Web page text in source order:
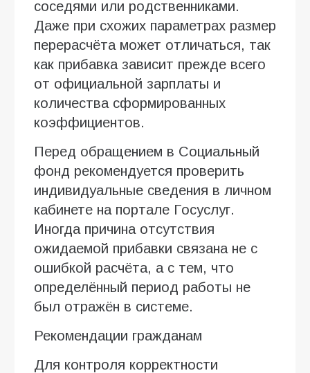
соседями или родственниками.
Даже при схожих параметрах размер
перерасчёта может отличаться, так
как прибавка зависит прежде всего
от официальной зарплаты и
количества сформированных
коэффициентов.
Перед обращением в Социальный
фонд рекомендуется проверить
индивидуальные сведения в личном
кабинете на портале Госуслуг.
Иногда причина отсутствия
ожидаемой прибавки связана не с
ошибкой расчёта, а с тем, что
определённый период работы не
был отражён в системе.
Рекомендации гражданам
Для контроля корректности